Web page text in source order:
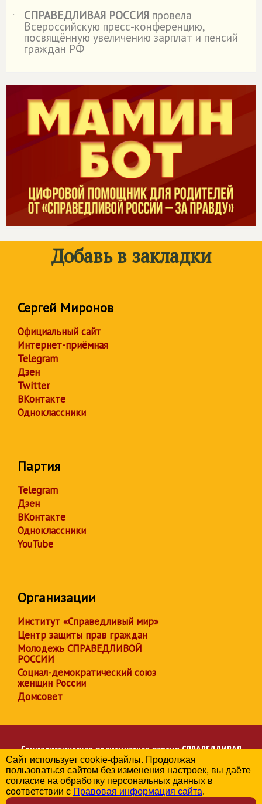
˙
СПРАВЕДЛИВАЯ РОССИЯ провела
Всероссийскую пресс-конференцию,
посвящённую увеличению зарплат и пенсий
граждан РФ
Добавь в закладки
Сергей Миронов
Официальный сайт
Интернет-приёмная
Telegram
Дзен
Twitter
ВКонтакте
Одноклассники
Партия
Telegram
Дзен
ВКонтакте
Одноклассники
YouTube
Организации
Институт «Справедливый мир»
Центр защиты прав граждан
Молодежь СПРАВЕДЛИВОЙ
РОССИИ
Социал-демократический союз
женщин России
Домсовет
Социалистическая политическая партияСПРАВЕДЛИВАЯ
РОССИЯ
Региональное отделение партии в Калужской области
© 2006-2026
Политика в отношении обработки персональных данных
Сайт использует cookie-файлы. Продолжая
пользоваться сайтом без изменения настроек, вы даёте
согласие на обработку персональных данных в
соответствии с Правовая информация сайта.